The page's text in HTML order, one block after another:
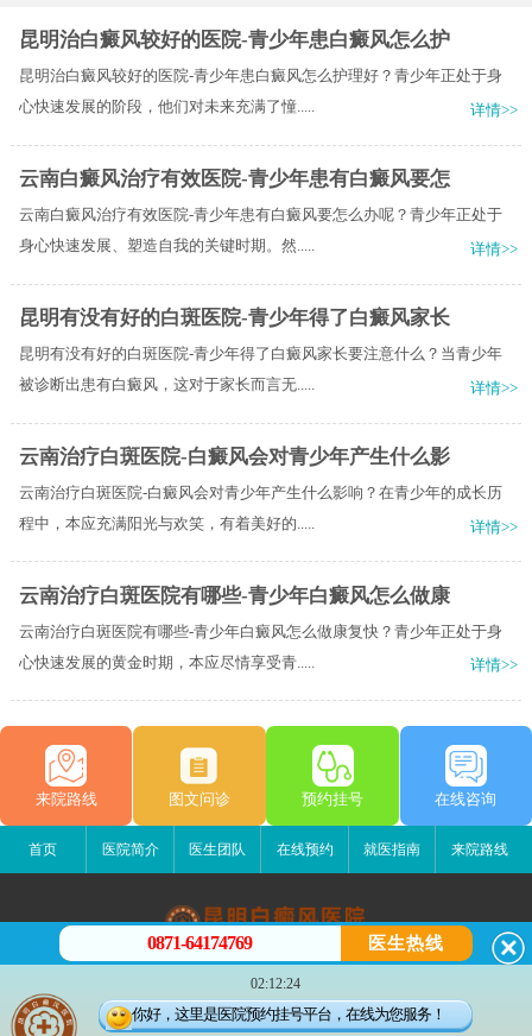
昆明治白癜风较好的医院-青少年患白癜风怎么护
昆明治白癜风较好的医院-青少年患白癜风怎么护理好？青少年正处于身
心快速发展的阶段，他们对未来充满了憧.....
详情>>
云南白癜风治疗有效医院-青少年患有白癜风要怎
云南白癜风治疗有效医院-青少年患有白癜风要怎么办呢？青少年正处于
身心快速发展、塑造自我的关键时期。然.....
详情>>
昆明有没有好的白斑医院-青少年得了白癜风家长
昆明有没有好的白斑医院-青少年得了白癜风家长要注意什么？当青少年
被诊断出患有白癜风，这对于家长而言无.....
详情>>
云南治疗白斑医院-白癜风会对青少年产生什么影
云南治疗白斑医院-白癜风会对青少年产生什么影响？在青少年的成长历
程中，本应充满阳光与欢笑，有着美好的.....
详情>>
云南治疗白斑医院有哪些-青少年白癜风怎么做康
云南治疗白斑医院有哪些-青少年白癜风怎么做康复快？青少年正处于身
心快速发展的黄金时期，本应尽情享受青.....
详情>>
来院路线 图文问诊 预约挂号 在线咨询
首页 医院简介 医生团队 在线预约 就医指南 来院路线
昆明白癜风医院
昆明市五华区护国路2号
版权所有：昆明白癜风医院
0871-64174769 医生热线
02:12:24
你好，这里是医院预约挂号平台，在线为您服务！